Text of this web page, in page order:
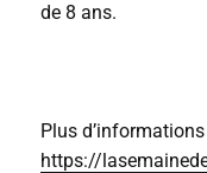
de 8 ans.
Plus
https://